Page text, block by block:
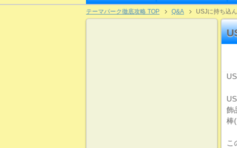
テーマパーク徹底攻略 TOP Q&A USJに持ち込
飾
棒
こ